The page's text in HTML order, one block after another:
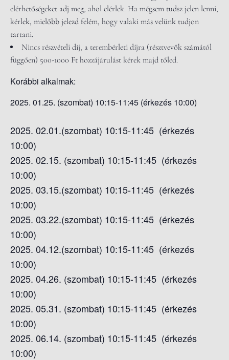
elérhetőségeket adj meg, ahol elérlek. Ha mégsem tudsz jelen lenni,
kérlek, mielőbb jelezd felém, hogy valaki más velünk tudjon
tartani.
Nincs részvételi díj, a terembérleti díjra (résztvevők számától
függően) 500-1000 Ft hozzájárulást kérek majd tőled.
Korábbi alkalmak:
2025. 01.25. (szombat) 10:15-11:45 (érkezés 10:00)
2025. 02.01.(szombat) 10:15-11:45 (érkezés
10:00)
2025. 02.15. (szombat) 10:15-11:45 (érkezés
10:00)
2025. 03.15.(szombat) 10:15-11:45 (érkezés
10:00)
2025. 03.22.(szombat) 10:15-11:45 (érkezés
10:00)
2025. 04.12.(szombat) 10:15-11:45 (érkezés
10:00)
2025. 04.26. (szombat) 10:15-11:45 (érkezés
10:00)
2025. 05.31. (szombat) 10:15-11:45 (érkezés
10:00)
2025. 06.14. (szombat) 10:15-11:45 (érkezés
10:00)